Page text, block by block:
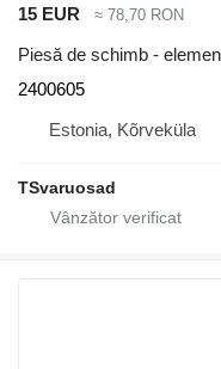
15 EUR ≈ 78,70 RON
Piesă de schimb -
2400605
Estonia, Kõrveküla
TSvaruosad